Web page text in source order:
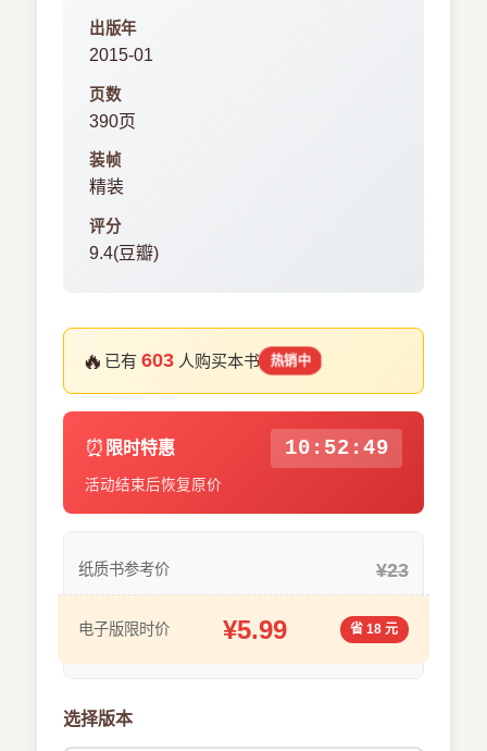
出版年
2015-01
页数
390页
装帧
精装
评分
9.4(豆瓣)
🔥 已有603 人购买本书 热销中
⏰ 限时特惠 10:52:49
活动结束后恢复原价
纸质书参考价 ¥23
电子版限时价 ¥5.99 省 18 元
选择版本